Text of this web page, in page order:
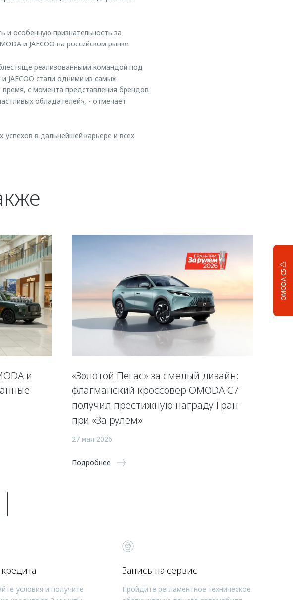
OMODA C5
особенную признательность за
и JAECOO на российском рынке.
реализованными командой под
JAECOO стали одними из самых
с момента представления брендов
обладателей», - отмечает
в дальнейшей карьере и всех
и
«Золотой Пегас» за смелый дизайн:
флагманский кроссовер OMODA C7
получил престижную награду Гран-
при «За рулем»
27 мая 2026
Подробнее
условия и получите
Запись на сервис
Пройдите регламентное техническое